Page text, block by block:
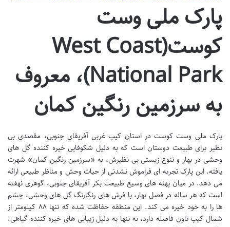
پارک ملی وست
کوست(West Coast
National Park)، معروف
به سرزمین رنگین کمان
پارک ملی وست کوست در استان کیپ غربی آفریقای جنوبی، مقصدی بی
نظیر برای طبیعت دوستان است که به دلیل شکوفایی خیره کننده گل های
وحشی در بهار و تنوع زیستی بی نظیرش، به «سرزمین رنگین کمان» شهرت
یافته. این پارک تجربه ای فراموش نشدنی از حیات وحش و مناظر طبیعی ارائه
می دهد. در میان پهنه های وسیع طبیعت بکر آفریقای جنوبی، گوهری نهفته
است که هر ساله در فصل بهار، با فرش های رنگارنگ گل های وحشی، چشم
ها را به خود خیره می کند. این منطقه حفاظت شده که تنها ۸۸ کیلومتر از
شمال کیپ تاون فاصله دارد، نه تنها به دلیل زیبایی های خیره کننده گیاهی،